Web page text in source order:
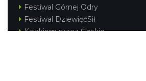
Festiwal Górnej Odry
Festiwal DziewięćSił
Kajakiem przez Śląskie